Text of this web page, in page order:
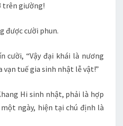
giường!
được cười phun.
cười, “Vậy đại khái là nương
vạn tuế gia sinh nhật lễ vật!”
Hi sinh nhật, phải là hợp
ngày, hiện tại chú định là